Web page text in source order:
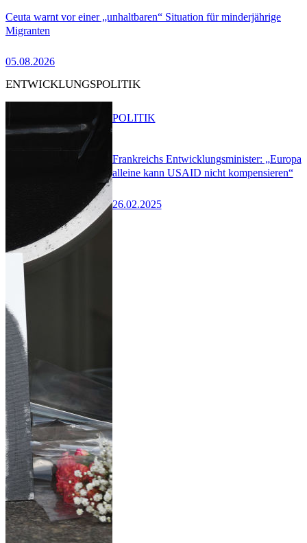
Ceuta warnt vor einer „unhaltbaren“ Situation für minderjährige
Migranten
05.08.2026
ENTWICKLUNGSPOLITIK
Frankreichs Entwicklungsminister: „Europa
alleine kann USAID nicht kompensieren“
26.02.2025
POLITIK